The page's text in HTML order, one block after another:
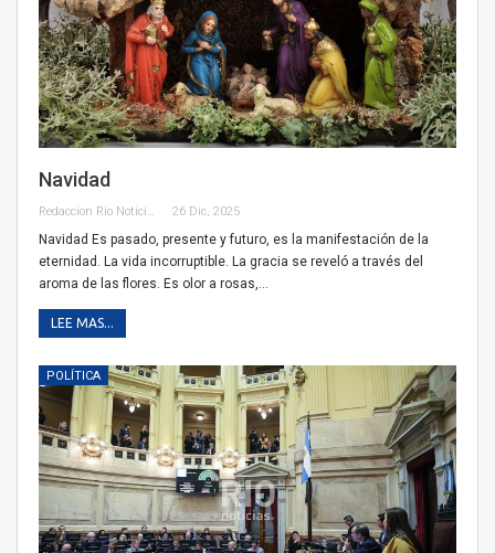
Navidad
Redaccion Rio Noticias 26 Dic, 2025
Navidad Es pasado, presente y futuro, es la manifestación de la
eternidad. La vida incorruptible. La gracia se reveló a través del
aroma de las flores. Es olor a rosas,…
LEE MAS...
POLÍTICA